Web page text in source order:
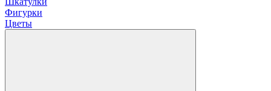
Фигурки
Цветы